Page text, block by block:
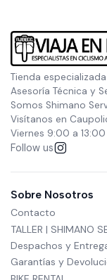
Tienda
Asesoría Técnica y
Somos Shimano
Visítanos en
Viernes 9:00 a
Follow us
Sobre Nosotros
Contacto
TALLER | SHIMANO
Despachos y
Garantías y